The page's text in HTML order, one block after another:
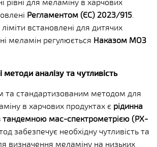
Регламентом (ЄС) 2023/915
встановлені для дитячих
меламін регулюється Наказом МОЗ
методи аналізу та чутливість
та стандартизованим методом для
в харчових продуктах є рідинна
тандемною мас-спектрометрією (РХ-
забезпечує необхідну чутливість та
визначення меламіну на низьких